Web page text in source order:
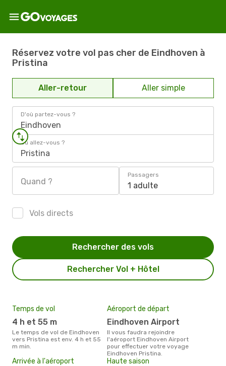
Réservez votre vol pas cher de Eindhoven à
Pristina
Aller-retour Aller simple
D'où partez-vous ?
Eindhoven
Où allez-vous ?
Pristina
Quand ?
Passagers
1 adulte
Vols directs
Rechercher Vol + Hôtel
Rechercher des vols
Temps de vol
4 h et 55 m
Le temps de vol de Eindhoven
vers Pristina est env. 4 h et 55
m min.
Aéroport de départ
Eindhoven Airport
Il vous faudra rejoindre
l'aéroport Eindhoven Airport
pour effectuer votre voyage
Eindhoven Pristina.
Arrivée à l'aéroport Haute saison